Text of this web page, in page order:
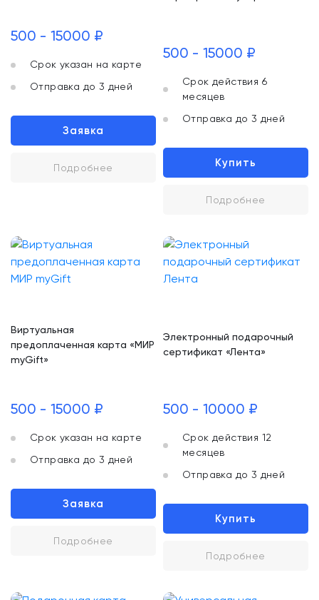
500 - 15000 ₽
Срок указан на карте
Отправка до 3 дней
Заявка
Подробнее
500 - 15000 ₽
Срок действия 6
месяцев
Отправка до 3 дней
Купить
Подробнее
Виртуальная
предоплаченная карта «МИР
myGift»
500 - 15000 ₽
Срок указан на карте
Отправка до 3 дней
Заявка
Подробнее
Электронный подарочный
сертификат «Лента»
500 - 10000 ₽
Срок действия 12
месяцев
Отправка до 3 дней
Купить
Подробнее